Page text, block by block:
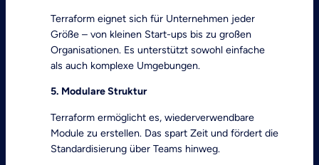
Terraform eignet sich für Unternehmen jeder
Größe – von kleinen Start-ups bis zu großen
Organisationen. Es unterstützt sowohl einfache
als auch komplexe Umgebungen.
5. Modulare Struktur
Terraform ermöglicht es, wiederverwendbare
Module zu erstellen. Das spart Zeit und fördert die
Standardisierung über Teams hinweg.